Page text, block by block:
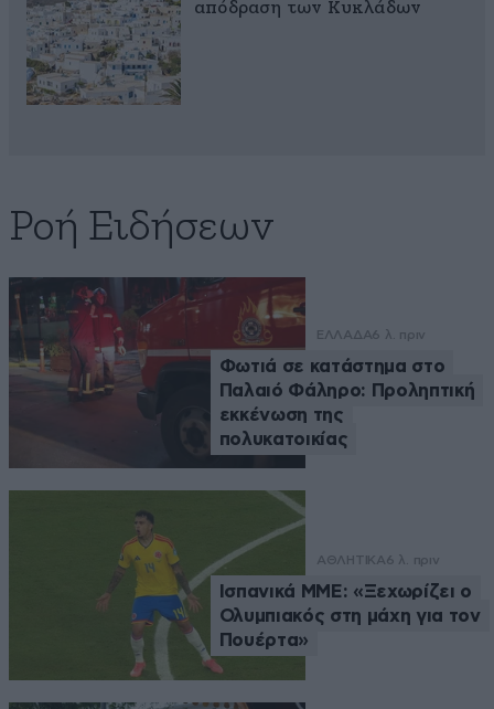
απόδραση των Κυκλάδων
Ροή Ειδήσεων
ΕΛΛΑΔΑ6 λ. πριν
Φωτιά σε κατάστημα στο
Παλαιό Φάληρο: Προληπτική
εκκένωση της
πολυκατοικίας
ΑΘΛΗΤΙΚΑ6 λ. πριν
Ισπανικά ΜΜΕ: «Ξεχωρίζει ο
Ολυμπιακός στη μάχη για τον
Πουέρτα»